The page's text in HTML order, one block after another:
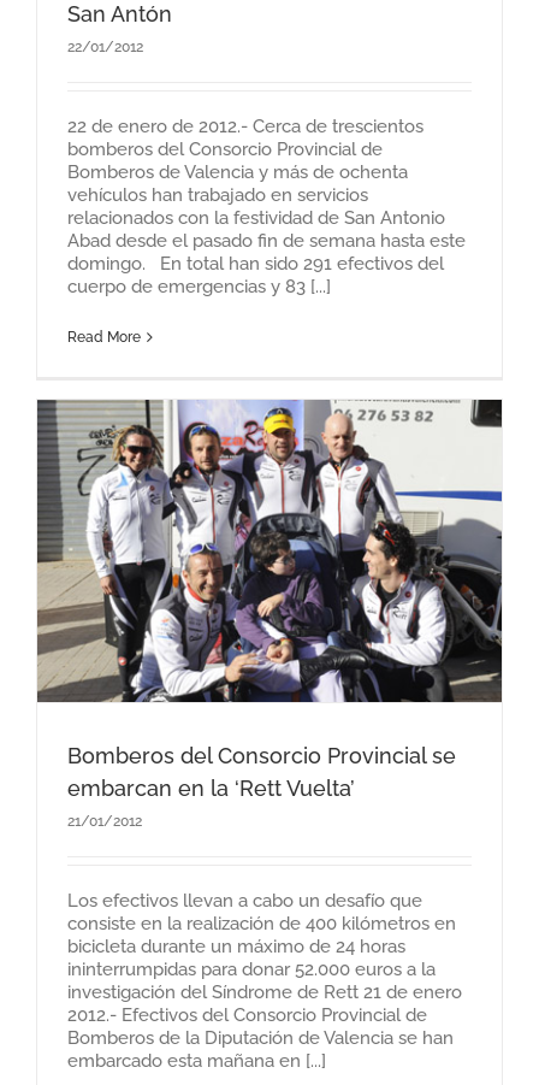
San Antón
22/01/2012
22 de enero de 2012.- Cerca de trescientos
bomberos del Consorcio Provincial de
Bomberos de Valencia y más de ochenta
vehículos han trabajado en servicios
relacionados con la festividad de San Antonio
Abad desde el pasado fin de semana hasta este
domingo. En total han sido 291 efectivos del
cuerpo de emergencias y 83 [...]
Read More
Bomberos del Consorcio Provincial se
embarcan en la ‘Rett Vuelta’
21/01/2012
Los efectivos llevan a cabo un desafío que
consiste en la realización de 400 kilómetros en
bicicleta durante un máximo de 24 horas
ininterrumpidas para donar 52.000 euros a la
investigación del Síndrome de Rett 21 de enero
2012.- Efectivos del Consorcio Provincial de
Bomberos de la Diputación de Valencia se han
embarcado esta mañana en [...]